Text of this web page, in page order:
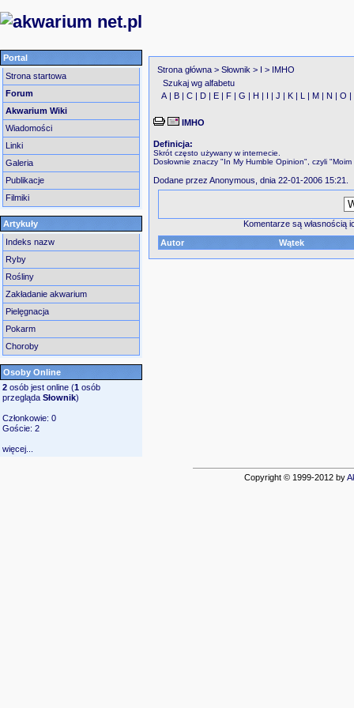
Portal
Strona startowa
Forum
Akwarium Wiki
Wiadomości
Linki
Galeria
Publikacje
Filmiki
Artykuły
Indeks nazw
Ryby
Rośliny
Zakładanie akwarium
Pielęgnacja
Pokarm
Choroby
Osoby Online
2 osób jest online (1 osób
przegląda Słownik)
Członkowie: 0
Goście: 2
więcej...
Strona główna > Słownik > I > IMHO
Szukaj wg alfabetu
A | B |C | D | E | F |G | H | I |J | K | L | M | N |O |
IMHO
Definicja:
Skrót często używany w internecie.
Dosłownie znaczy "In My Humble Opinion", czyli
Dodane przez Anonymous, dnia 22-01-2006 15:21.
Komentarze są własnością
Autor
Wątek
Copyright © 1999-2012 by